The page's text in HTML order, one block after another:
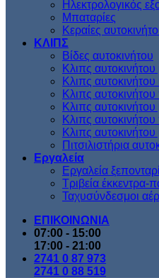
Ηλεκτρολογικός
Μπαταρίες
Κεραίες
ΚΛΙΠΣ
Βίδες αυτοκινήτου
Kλιπς
Kλιπς
Κλιπς
Κλιπς αυτοκινήτου
Kλιπς
Kλιπς
Πιτσιλιστήρια
Εργαλεία
Εργαλεία
Τριβεία
Ταχυσύνδεσμοι
ΕΠΙΚΟΙΝΩΝΙΑ
07:00 - 15:00
17:00 - 21:00
2741 0 87 973
2741 0 88 519